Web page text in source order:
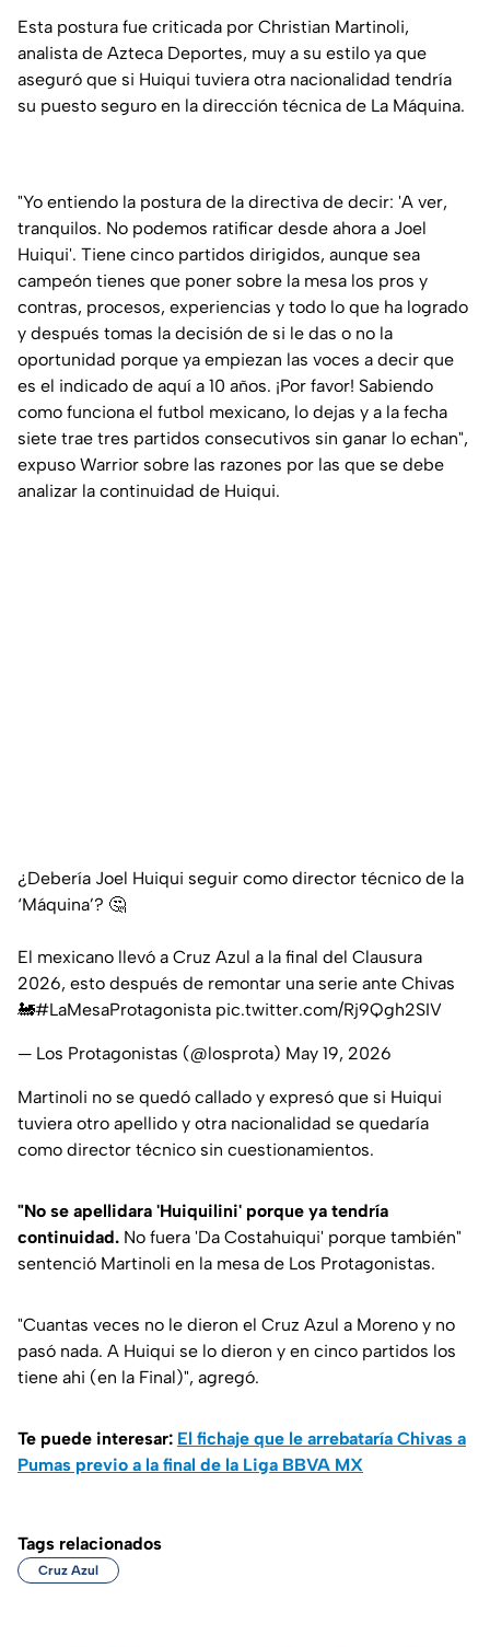
Esta postura fue criticada por Christian Martinoli,
analista de Azteca Deportes, muy a su estilo ya que
aseguró que si Huiqui tuviera otra nacionalidad tendría
su puesto seguro en la dirección técnica de La Máquina.
"Yo entiendo la postura de la directiva de decir: 'A ver,
tranquilos. No podemos ratificar desde ahora a Joel
Huiqui'. Tiene cinco partidos dirigidos, aunque sea
campeón tienes que poner sobre la mesa los pros y
contras, procesos, experiencias y todo lo que ha logrado
y después tomas la decisión de si le das o no la
oportunidad porque ya empiezan las voces a decir que
es el indicado de aquí a 10 años. ¡Por favor! Sabiendo
como funciona el futbol mexicano, lo dejas y a la fecha
siete trae tres partidos consecutivos sin ganar lo echan",
expuso Warrior sobre las razones por las que se debe
analizar la continuidad de Huiqui.
¿Debería Joel Huiqui seguir como director técnico de la
‘Máquina’? 🤔
El mexicano llevó a Cruz Azul a la final del Clausura
2026, esto después de remontar una serie ante Chivas
🚂#LaMesaProtagonista pic.twitter.com/Rj9Qgh2SIV
— Los Protagonistas (@losprota) May 19, 2026
Martinoli no se quedó callado y expresó que si Huiqui
tuviera otro apellido y otra nacionalidad se quedaría
como director técnico sin cuestionamientos.
"No se apellidara 'Huiquilini' porque ya tendría
continuidad. No fuera 'Da Costahuiqui' porque también"
sentenció Martinoli en la mesa de Los Protagonistas.
"Cuantas veces no le dieron el Cruz Azul a Moreno y no
pasó nada. A Huiqui se lo dieron y en cinco partidos los
tiene ahi (en la Final)", agregó.
Te puede interesar: El fichaje que le arrebataría Chivas a
Pumas previo a la final de la Liga BBVA MX
Tags relacionados
Cruz Azul